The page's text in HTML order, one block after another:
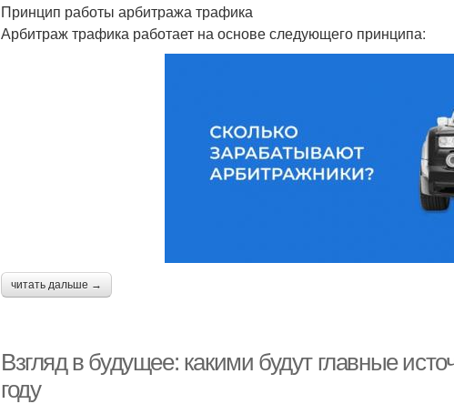
Принцип работы арбитража трафика
Арбитраж трафика работает на основе следующего принципа:
читать дальше →
Взгляд в будущее: какими будут главные
году